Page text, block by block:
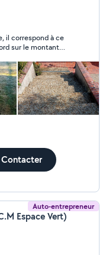
il correspond à ce
sur le montant
Contacter
Auto-entrepreneur
Espace Vert)